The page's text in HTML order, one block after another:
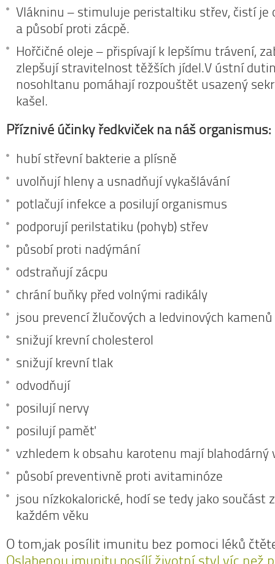
Vlákninu – stimuluje peristaltiku střev, čistí je
a působí proti zácpě.
Hořčičné oleje – přispívají k lepšímu trávení,
zlepšují stravitelnost těžších jídel.V ústní
nosohltanu pomáhají rozpouštět usazený
kašel.
Příznivé účinky ředkviček na náš organismus:
hubí střevní bakterie a plísně
uvolňují hleny a usnadňují vykašlávání
potlačují infekce a posilují organismus
podporují perilstatiku (pohyb) střev
působí proti nadýmání
odstraňují zácpu
chrání buňky před volnými radikály
jsou prevencí žlučových a ledvinových kamenů
snižují krevní cholesterol
snižují krevní tlak
odvodňují
posilují nervy
posilují paměť
vzhledem k obsahu karotenu mají blahodárný
působí preventivně proti avitaminóze
jsou nízkokalorické, hodí se tedy jako součást
každém věku
O tom,jak posílit imunitu bez pomoci léků
Oslabenou imunitu posílí životní styl víc než